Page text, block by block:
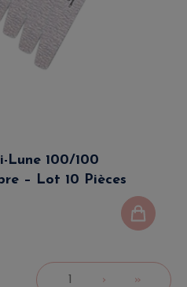
Lune 100/100
– Lot 10 Pièces
› »